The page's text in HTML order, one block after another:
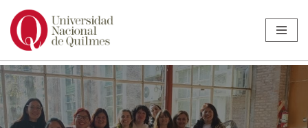
Ir
contenido